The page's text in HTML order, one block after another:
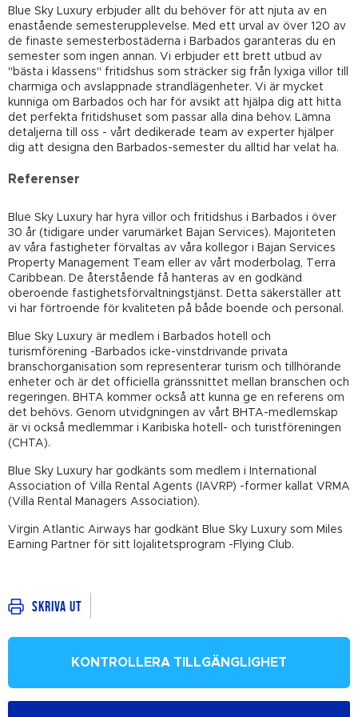
Blue Sky Luxury erbjuder allt du behöver för att njuta av en
enastående semesterupplevelse. Med ett urval av över 120 av
de finaste semesterbostäderna i Barbados garanteras du en
semester som ingen annan. Vi erbjuder ett brett utbud av
"bästa i klassens" fritidshus som sträcker sig från lyxiga villor till
charmiga och avslappnade strandlägenheter. Vi är mycket
kunniga om Barbados och har för avsikt att hjälpa dig att hitta
det perfekta fritidshuset som passar alla dina behov. Lämna
detaljerna till oss - vårt dedikerade team av experter hjälper
dig att designa den Barbados-semester du alltid har velat ha.
Referenser
Blue Sky Luxury har hyra villor och fritidshus i Barbados i över
30 år (tidigare under varumärket Bajan Services). Majoriteten
av våra fastigheter förvaltas av våra kollegor i Bajan Services
Property Management Team eller av vårt moderbolag, Terra
Caribbean. De återstående få hanteras av en godkänd
oberoende fastighetsförvaltningstjänst. Detta säkerställer att
vi har förtroende för kvaliteten på både boende och personal.
Blue Sky Luxury är medlem i Barbados hotell och
turismförening -Barbados icke-vinstdrivande privata
branschorganisation som representerar turism och tillhörande
enheter och är det officiella gränssnittet mellan branschen och
regeringen. BHTA kommer också att kunna ge en referens om
det behövs. Genom utvidgningen av vårt BHTA-medlemskap
är vi också medlemmar i Karibiska hotell- och turistföreningen
(CHTA).
Blue Sky Luxury har godkänts som medlem i International
Association of Villa Rental Agents (IAVRP) -former kallat VRMA
(Villa Rental Managers Association).
Virgin Atlantic Airways har godkänt Blue Sky Luxury som Miles
Earning Partner för sitt lojalitetsprogram -Flying Club.
Skriva ut
KONTROLLERA TILLGÄNGLIGHET